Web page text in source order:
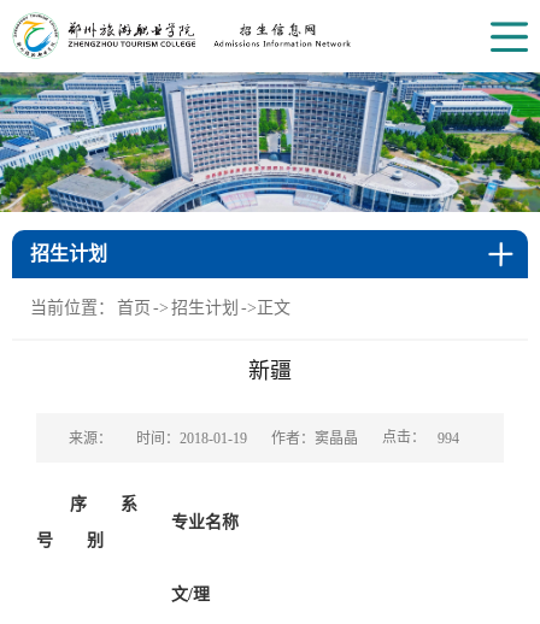
招生计划
当前位置： 首页 -> 招生计划 -> 正文
新疆
来源： 时间：2018-01-19 作者：窦晶晶 点击： 994
序
号
系
别
专业名称
文/理